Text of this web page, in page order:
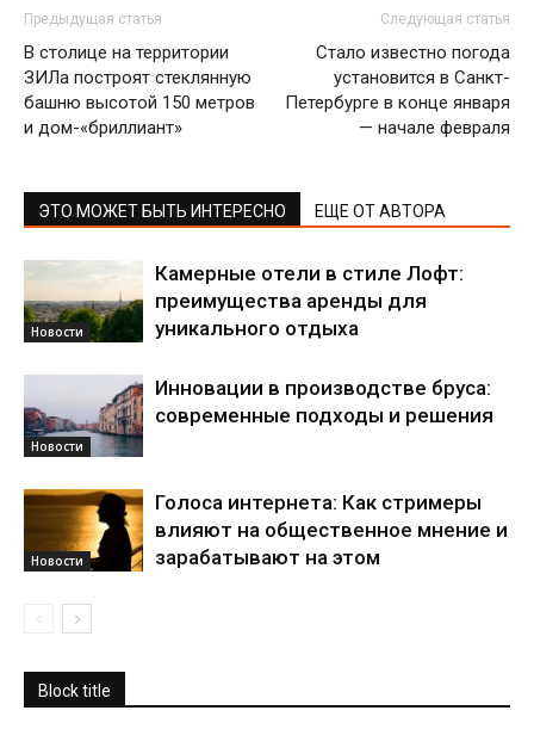
Предыдущая статья
В столице на территории
ЗИЛа построят стеклянную
башню высотой 150 метров
и дом-«бриллиант»
Следующая статья
Стало известно погода
установится в Санкт-
Петербурге в конце января
— начале февраля
ЭТО МОЖЕТ БЫТЬ ИНТЕРЕСНО ЕЩЕ ОТ АВТОРА
Новости
Камерные отели в стиле Лофт:
преимущества аренды для
уникального отдыха
Новости
Инновации в производстве бруса:
современные подходы и решения
Новости
Голоса интернета: Как стримеры
влияют на общественное мнение и
зарабатывают на этом
Block title